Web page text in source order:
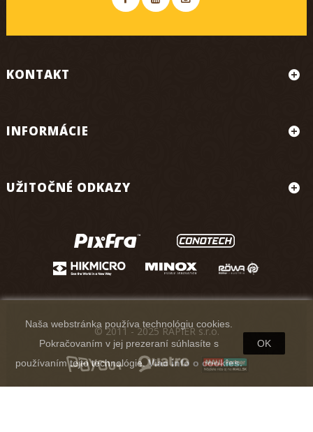
KONTAKT
INFORMÁCIE
UŽITOČNÉ ODKAZY
Naša webstránka používa technológiu cookies.
Pokračovaním v jej prezeraní súhlasíte s
používaním tejto technológie.Viac info o cookies.
OK
© 2011 - 2025 RAPIER s.r.o.